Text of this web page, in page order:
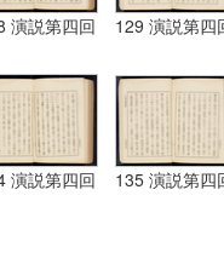
演説第四回 129 演説第四
演説第四回 135 演説第四